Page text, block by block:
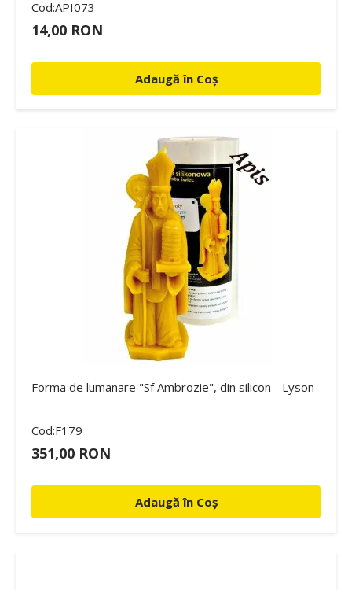
Cod:API073
14,00 RON
Adaugă în Coș
Forma de lumanare "Sf Ambrozie", din silicon - Lyson
Cod:F179
351,00 RON
Adaugă în Coș